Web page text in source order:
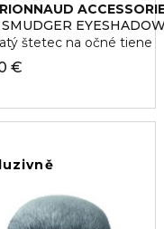
21
štetec na očné tiene
€